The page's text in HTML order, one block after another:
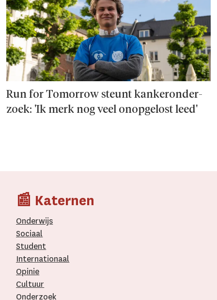
Run for Tomorrow steunt kanker­onder­
zoek: 'Ik merk nog veel onopgelost leed'
📰 Katernen
Onderwijs
Sociaal
Student
Internationaal­
Opinie
Cultuur
Onderzoek